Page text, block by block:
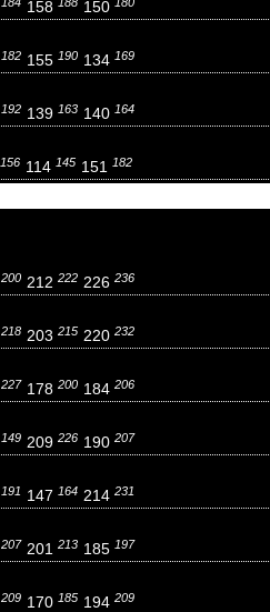
158 150
182 155 190 134 169
192 139 163 140 164
156 114 145 151 182
200 212 222 226 236
218 203 215 220 232
227 178 200 184 206
149 209 226 190 207
191 147 164 214 231
207 201 213 185 197
209 170 185 194 209